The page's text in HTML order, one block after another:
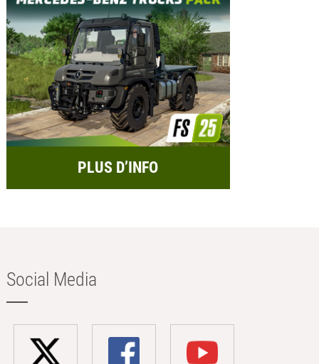
PLUS D’INFO
Social Media